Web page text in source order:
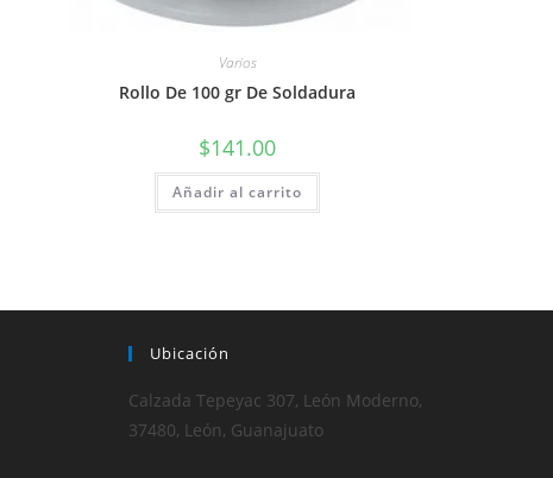
Varios
Rollo De 100 gr De Soldadura
$141.00
Añadir al carrito
Ubicación
Calzada Tepeyac 307, León Moderno,
37480, León, Guanajuato